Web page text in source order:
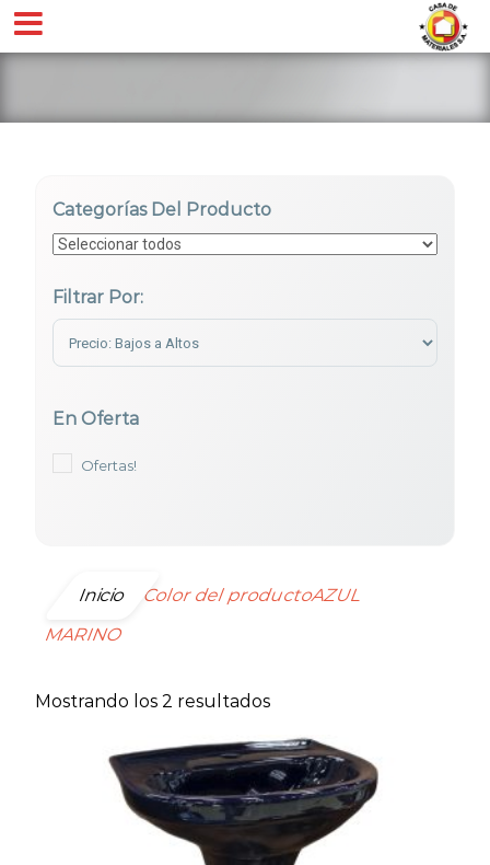
Categorías Del Producto
Filtrar Por:
En Oferta
Ofertas!
Inicio
Color del productoAZUL
MARINO
Mostrando los 2 resultadosOrdenado
precio:
bajo
a
alto